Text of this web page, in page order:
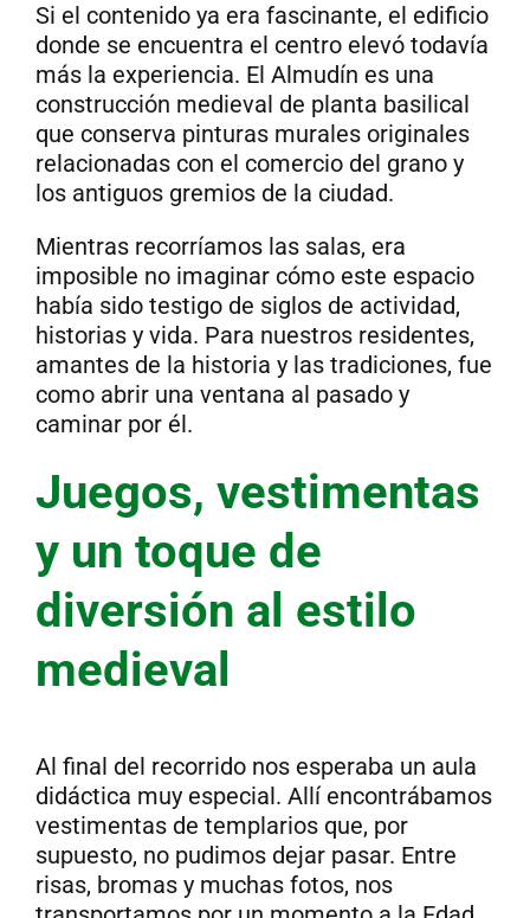
Si el contenido ya era fascinante, el edificio
donde se encuentra el centro elevó todavía
más la experiencia. El Almudín es una
construcción medieval de planta basilical
que conserva pinturas murales originales
relacionadas con el comercio del grano y
los antiguos gremios de la ciudad.
Mientras recorríamos las salas, era
imposible no imaginar cómo este espacio
había sido testigo de siglos de actividad,
historias y vida. Para nuestros residentes,
amantes de la historia y las tradiciones, fue
como abrir una ventana al pasado y
caminar por él.
Juegos, vestimentas
y un toque de
diversión al estilo
medieval
Al final del recorrido nos esperaba un aula
didáctica muy especial. Allí encontrábamos
vestimentas de templarios que, por
supuesto, no pudimos dejar pasar. Entre
risas, bromas y muchas fotos, nos